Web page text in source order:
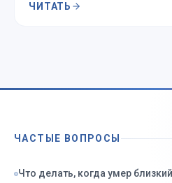
ЧИТАТЬ
ЧАСТЫЕ ВОПРОСЫ
Что делать, когда умер